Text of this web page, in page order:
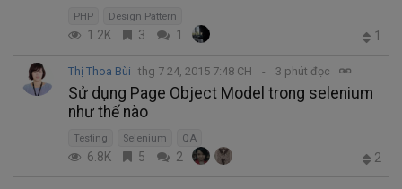
PHP Design Pattern
1.2K 3 1 1
Thị Thoa Bùi thg 7 24, 2015 7:48 CH 3 phút đọc
Sử dụng Page Object Model trong selenium
như thế nào
Testing Selenium QA
6.8K 5 2 2